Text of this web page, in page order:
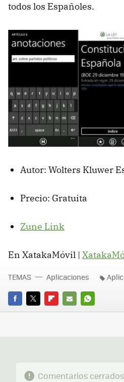
todos los Españoles.
Autor: Wolters Kluwer
Precio: Gratuita
Zune Link
En XatakaMóvil |
FACEBOOK
TWITTERFLIPBOARD
E-
WHATSAPP
TEMAS Aplicaciones
Comentarios cerrados